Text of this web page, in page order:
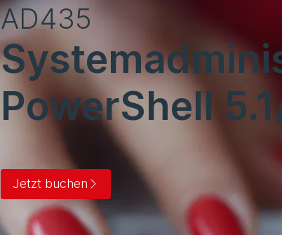
AD435
PowerShell
Jetzt buchen